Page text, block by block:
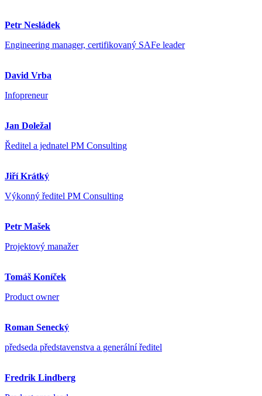
Petr Nesládek
Engineering manager, certifikovaný SAFe leader
David Vrba
Infopreneur
Jan Doležal
Ředitel a jednatel PM Consulting
Jiří Krátký
Výkonný ředitel PM Consulting
Petr Mašek
Projektový manažer
Tomáš Koníček
Product owner
Roman Senecký
předseda představenstva a generální ředitel
Fredrik Lindberg